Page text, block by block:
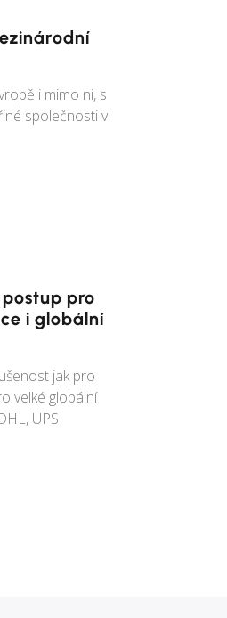
i mimo ni, s
společnosti v
pro
i globální
jak pro
velké globální
UPS